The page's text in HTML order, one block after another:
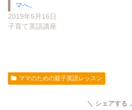
マへ。
2019年5月16日
子育て英語講座
ママのための親子英語レッスン
シェアする